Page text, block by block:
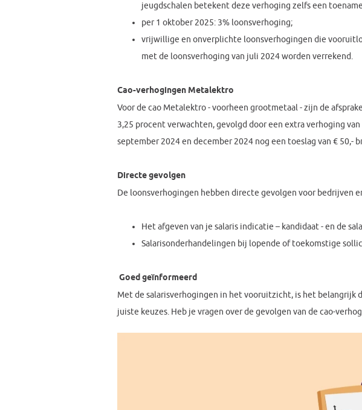
jeugdschalen betekent deze verhoging zelfs een
per 1 oktober 2025: 3% loonsverhoging;
vrijwillige en onverplichte loonsverhogingen die
met de loonsverhoging van juli 2024 worden verrekend.
Cao-verhogingen Metalektro
Voor de cao Metalektro - voorheen grootmetaal - zijn de
3,25 procent verwachten, gevolgd door een extra verhoging
september 2024 en december 2024 nog een toeslag van € 50,-
Directe gevolgen
De loonsverhogingen hebben directe gevolgen voor bedrijven
Het afgeven van je salaris indicatie – kandidaat - en de
Salarisonderhandelingen bij lopende of toekomstige
Goed geïnformeerd
Met de salarisverhogingen in het vooruitzicht, is het belangrijk
juiste keuzes. Heb je vragen over de gevolgen van de cao-